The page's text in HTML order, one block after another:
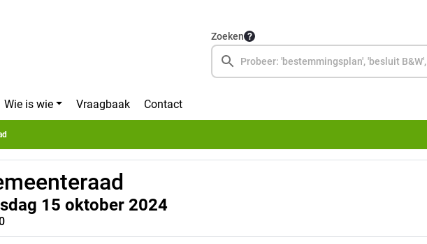
Zoeken
Wie is wie Vraagbaak Contact
15 oktober 2024